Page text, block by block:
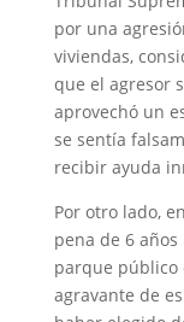
por una
viviendas,
que el agresor
aprovechó un
se sentía
recibir ayuda
Por otro lado,
pena de 6
parque público
agravante de